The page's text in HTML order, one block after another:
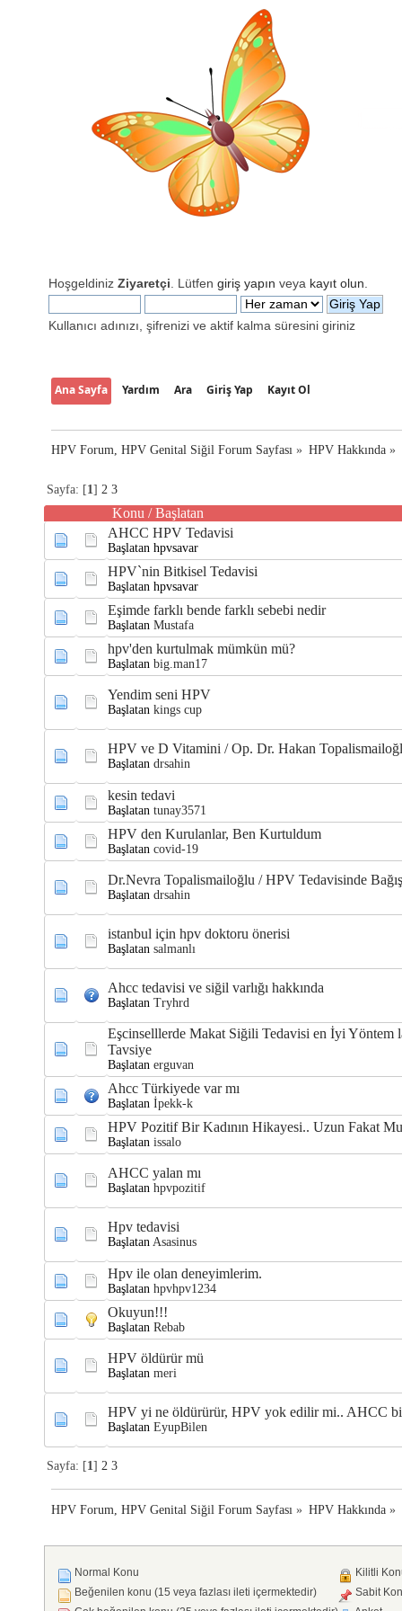
Hoşgeldiniz Ziyaretçi . Lütfen giriş yapın veya kayıt olun
Kullanıcı adınızı, şifrenizi ve aktif kalma süresini giriniz
Ana Sayfa Yardım Ara Giriş Yap Kayıt Ol
HPV Forum, HPV Genital Siğil Forum Sayfası » HPV Hakkında»
Sayfa: [1] 2 3
Konu /Başlatan
AHCC HPV Tedavisi
Başlatan hpvsavar
HPV`nin Bitkisel Tedavisi
Başlatan hpvsavar
Eşimde farklı bende farklı sebebi nedir
Başlatan Mustafa
hpv'den kurtulmak mümkün mü?
Başlatan big.man17
Yendim seni HPV
Başlatan kings cup
HPV ve D Vitamini / Op. Dr. Hakan
Başlatan drsahin
kesin tedavi
Başlatan tunay3571
HPV den Kurulanlar, Ben Kurtuldum
Başlatan covid-19
Dr.Nevra Topalismailoğlu / HPV Tedavisinde
Başlatan drsahin
istanbul için hpv doktoru önerisi
Başlatan salmanlı
Ahcc tedavisi ve siğil varlığı hakkında
Başlatan Tryhrd
Eşcinselllerde Makat Siğili Tedavisi en İyi
Tavsiye
Başlatan erguvan
Ahcc Türkiyede var mı
Başlatan İpekk-k
HPV Pozitif Bir Kadının Hikayesi.. Uzun Fakat
Başlatan issalo
AHCC yalan mı
Başlatan hpvpozitif
Hpv tedavisi
Başlatan Asasinus
Hpv ile olan deneyimlerim.
Başlatan hpvhpv1234
Okuyun!!!
Başlatan Rebab
HPV öldürür mü
Başlatan meri
HPV yi ne öldürürür, HPV yok edilir mi.. AHCC
Başlatan EyupBilen
Sayfa: [1] 2 3
HPV Forum, HPV Genital Siğil Forum Sayfası » HPV Hakkında»
Normal Konu
Beğenilen konu (15 veya fazlası ileti içermektedir)
Kilitli
Sabit